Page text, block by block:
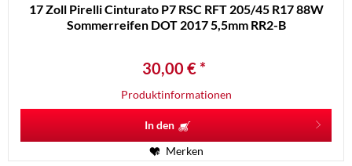
17 Zoll Pirelli Cinturato P7 RSC RFT 205/45 R17 88W
Sommerreifen DOT 2017 5,5mm RR2-B
30,00 € *
Produktinformationen
In den
Merken